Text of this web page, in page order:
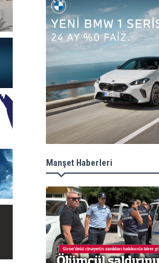
Manşet Haberleri